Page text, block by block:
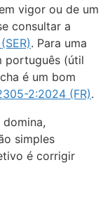
vigor ou de um
consultar a
. Para uma
português (útil
é um bom
2:2024 (FR).
simples
é corrigir